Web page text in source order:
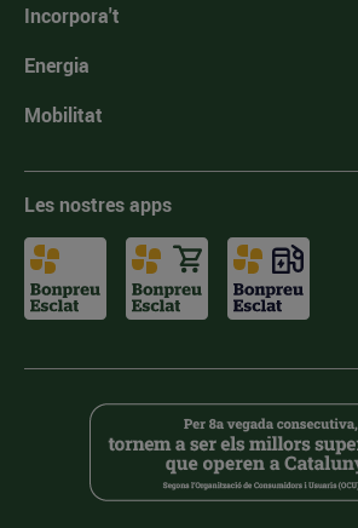
Incorpora't
Energia
Mobilitat
Les nostres apps